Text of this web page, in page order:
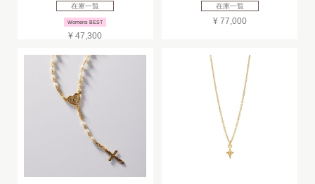
在庫一覧
Womens BEST
¥ 47,300
在庫一覧
¥ 77,000